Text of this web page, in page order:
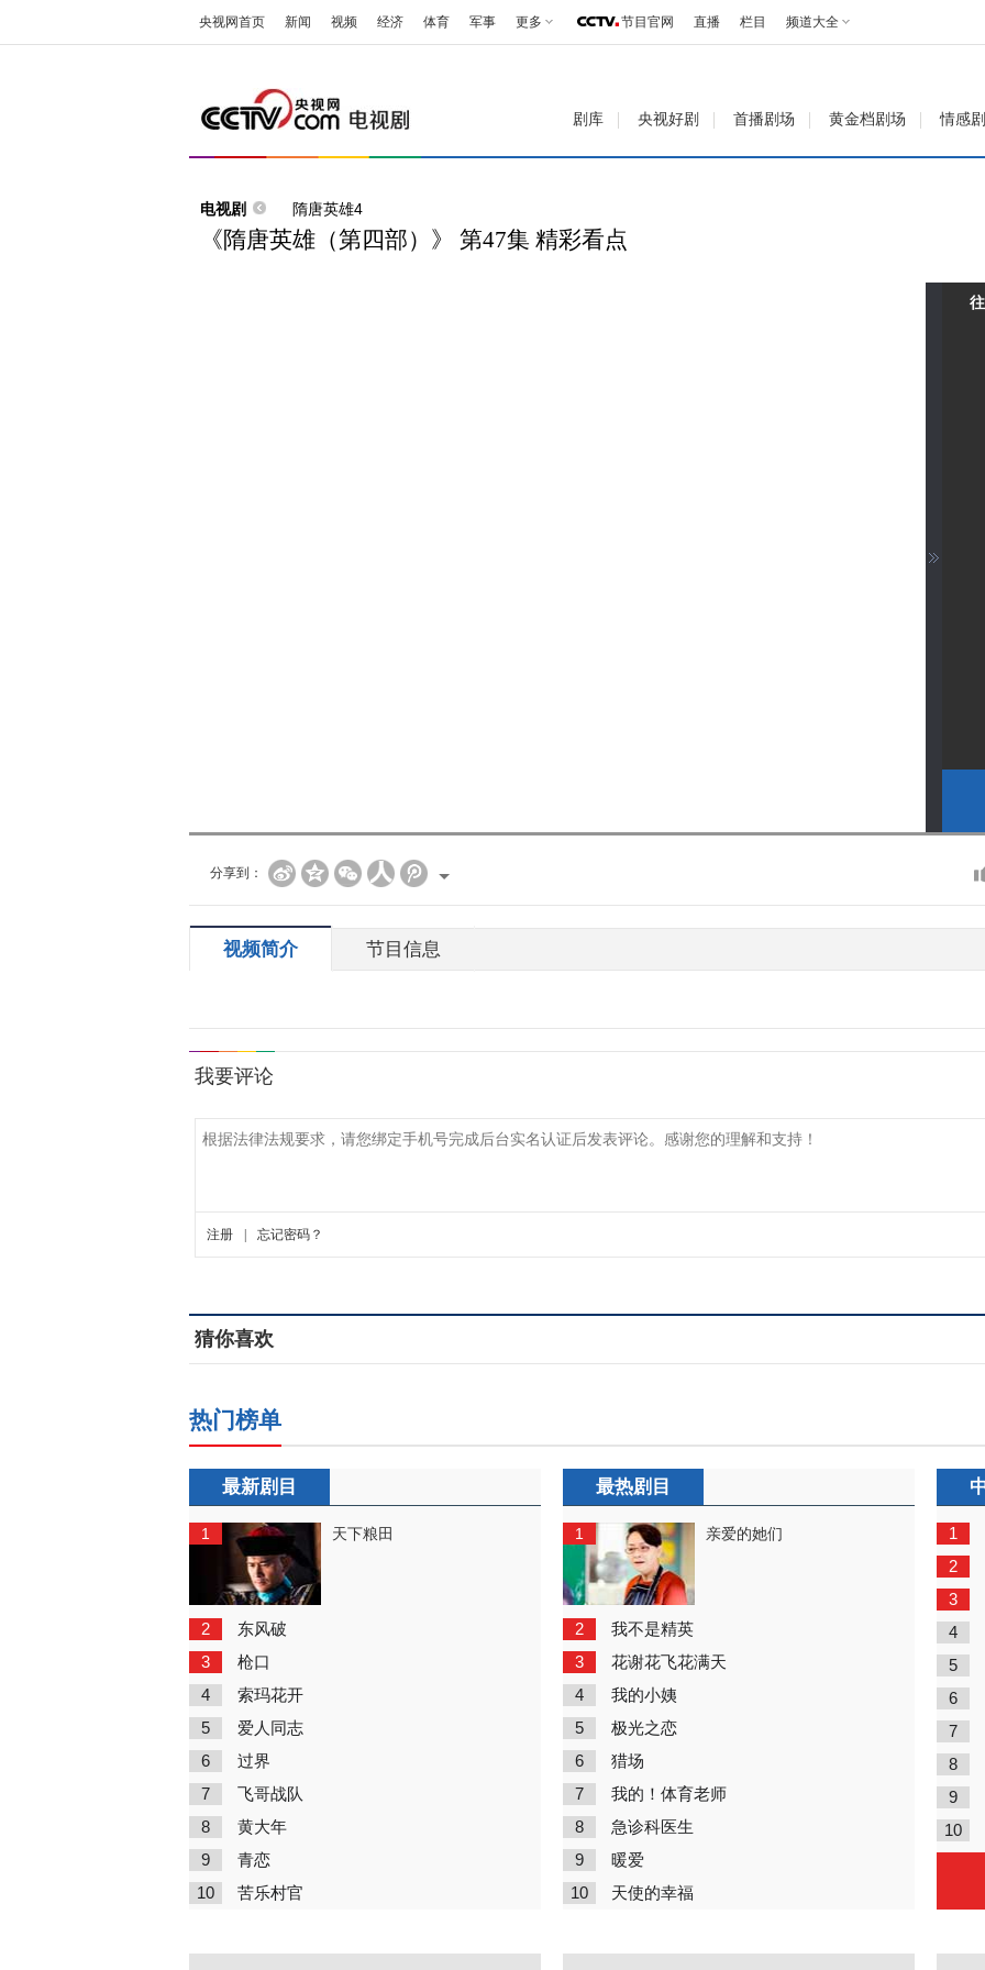
央视网首页 新闻 视频 经济 体育 军事 更多 节目官网 直播 栏目 频道大全
剧库 央视好剧 首播剧场 黄金档剧场 情感
电视剧 隋唐英雄4
《隋唐英雄（第四部）》 第47集 精彩看点
分享到：
视频简介 节目信息
猜你喜欢
热门榜单
最新剧目
1 天下粮田
2 东风破
3 枪口
4 索玛花开
5 爱人同志
6 过界
7 飞哥战队
8 黄大年
9 青恋
10 苦乐村官
最热剧目
1 亲爱的她们
2 我不是精英
3 花谢花飞花满天
4 我的小姨
5 极光之恋
6 猎场
7 我的！体育老师
8 急诊科医生
9 暖爱
10 天使的幸福
1
2
3
4
5
6
7
8
9
10